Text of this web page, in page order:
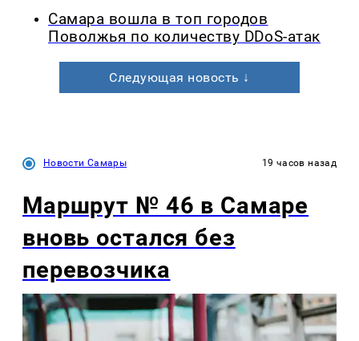
Самара вошла в топ городов
Поволжья по количеству DDoS-атак
Следующая новость ↓
Новости Самары 19 часов назад
Маршрут № 46 в Самаре
вновь остался без
перевозчика